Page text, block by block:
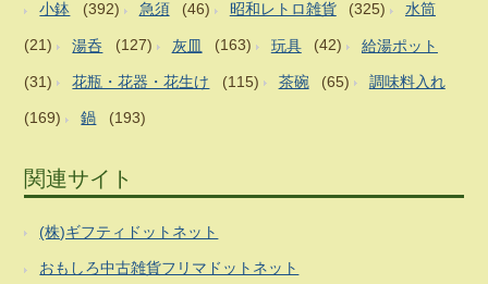
小鉢 (392) 急須 (46) 昭和レトロ雑貨 (325) 水筒
(21) 湯呑 (127) 灰皿 (163) 玩具 (42) 給湯ポット
(31) 花瓶・花器・花生け (115) 茶碗 (65) 調味料入れ
(169) 鍋 (193)
関連サイト
(株)ギフティドットネット
おもしろ中古雑貨フリマドットネット